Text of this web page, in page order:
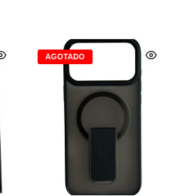
AGOTADO